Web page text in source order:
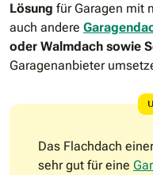
Lösung für Garagen mit
auch andere
oder Walmdach sowie
Garagenanbieter
Das Flachdach
sehr gut für eine